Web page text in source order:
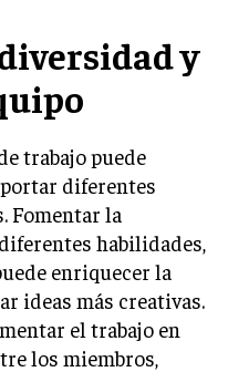
AMBIENTE
TECNOLÓGICA
Y BUSINESS
SUCESIÓN
y
trabajo puede
diferentes
Fomentar la
habilidades,
enriquecer la
ideas más creativas.
el trabajo en
los miembros,